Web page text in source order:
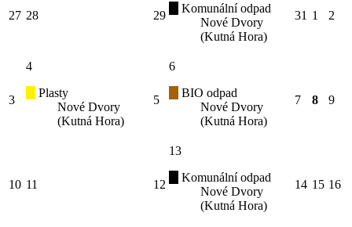
27 28 29
Komunální odpad
Nové Dvory
(Kutná Hora)
31 1 2
3
4
Plasty
Nové Dvory
(Kutná Hora)
5
6
BIO odpad
Nové Dvory
(Kutná Hora)
7 8 9
10 11 12
13
Komunální odpad
Nové Dvory
(Kutná Hora)
14 15 16